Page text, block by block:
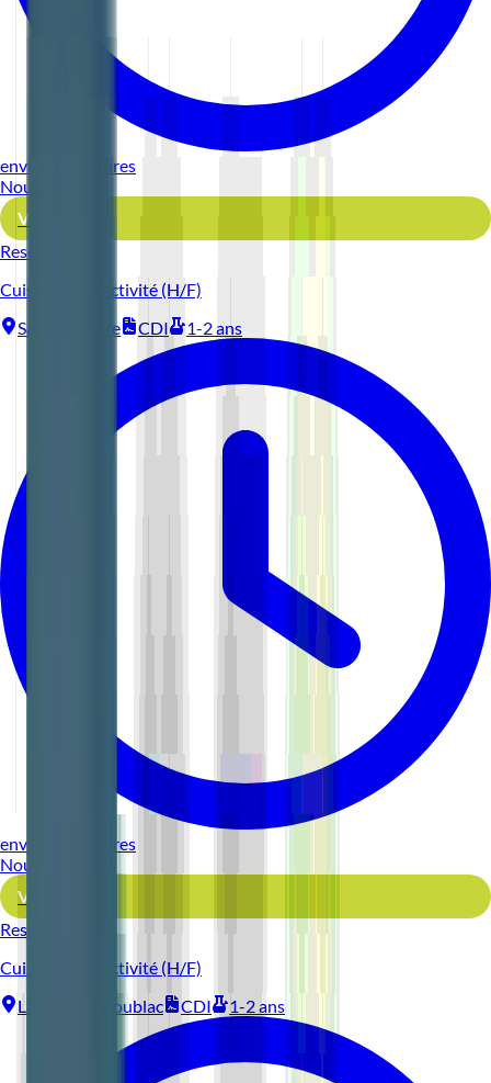
environ 10 heures
Nouveau
Voir l'offre
Reso 44
Cuisinier Collectivité (H/F)
Saint-Nazaire
CDI 1-2 ans
environ 10 heures
Nouveau
Voir l'offre
Reso 44
Cuisinier Collectivité (H/F)
La Baule-Escoublac
CDI 1-2 ans